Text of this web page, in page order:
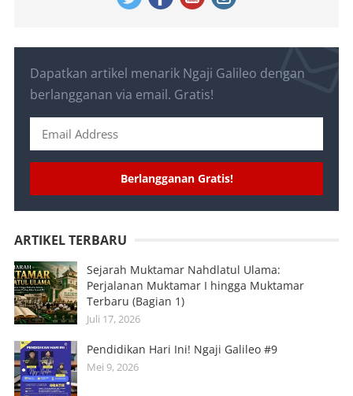
Dapatkan artikel menarik Ngaji Galileo dengan
berlangganan via email. Gratis!
Berlangganan Gratis!
ARTIKEL TERBARU
Sejarah Muktamar Nahdlatul Ulama:
Perjalanan Muktamar I hingga Muktamar
Terbaru (Bagian 1)
Juli 17, 2026
Pendidikan Hari Ini! Ngaji Galileo #9
Mei 9, 2026